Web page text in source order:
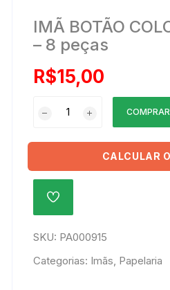
IMÃ BOTÃO
– 8 peças
R$15,00
-
peças
quantidade
COMPRAR
CALCULAR
ADICIONAR
DE
DESEJOS
SKU: PA000915
Categorias: Imãs Papelaria